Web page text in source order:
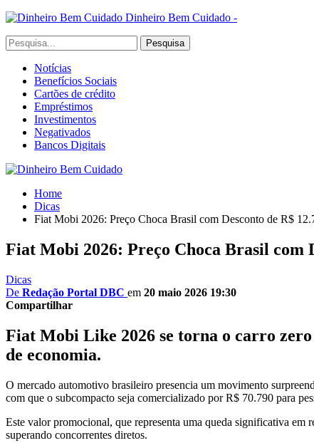
Dinheiro Bem Cuidado -
Notícias
Benefícios Sociais
Cartões de crédito
Empréstimos
Investimentos
Negativados
Bancos Digitais
Home
Dicas
Fiat Mobi 2026: Preço Choca Brasil com Desconto de R$
Fiat Mobi 2026: Preço Choca Brasil com
Dicas
De Redação Portal DBC em 20 maio 2026 19:30
Compartilhar
Fiat Mobi Like 2026 se torna o carro
de economia.
O mercado automotivo brasileiro presencia um movimento
com que o subcompacto seja comercializado por R$ 70.790 para
Este valor promocional, que representa uma queda significativa
superando concorrentes diretos.